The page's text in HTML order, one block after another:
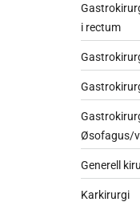
i rectum
Øsofagus/
Generell
Karkirurgi